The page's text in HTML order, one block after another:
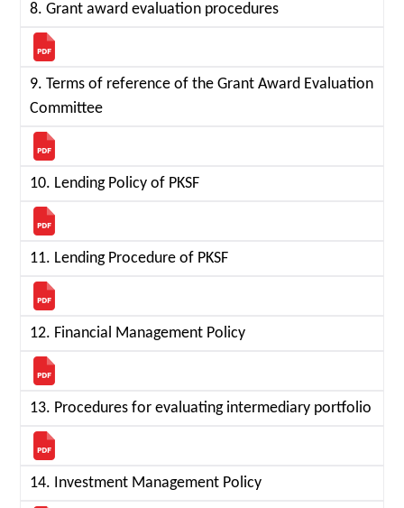
8. Grant award evaluation procedures
9. Terms of reference of the Grant Award Evaluation
Committee
10. Lending Policy of PKSF
11. Lending Procedure of PKSF
12. Financial Management Policy
13. Procedures for evaluating intermediary portfolio
14. Investment Management Policy